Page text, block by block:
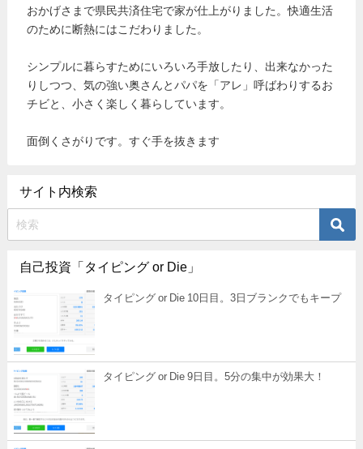
おかげさまで県民共済住宅で家が仕上がりました。快適生活
のために断熱にはこだわりました。
シンプルに暮らすためにいろいろ手放したり、出来なかった
りしつつ、気の強い奥さんとパパを「アレ」呼ばわりするお
チビと、小さく楽しく暮らしています。
面倒くさがりです。すぐ手を抜きます
サイト内検索
自己投資「タイピング or Die」
タイピング or Die 10日目。3日ブランクでもキープ
タイピング or Die 9日目。5分の集中が効果大！